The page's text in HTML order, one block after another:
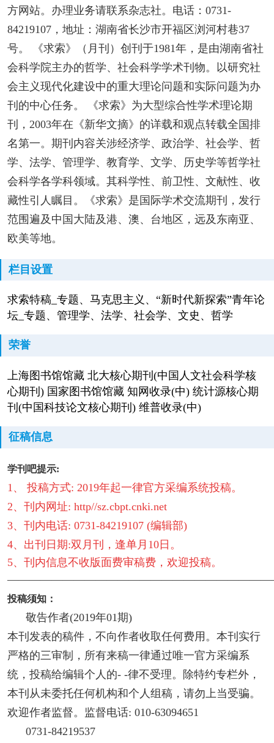
方网站。办理业务请联系杂志社。电话：0731-
84219107，地址：湖南省长沙市开福区浏河村巷37
号。 《求索》（月刊）创刊于1981年，是由湖南省社
会科学院主办的哲学、社会科学学术刊物。以研究社
会主义现代化建设中的重大理论问题和实际问题为办
刊的中心任务。 《求索》为大型综合性学术理论期
刊，2003年在《新华文摘》的详载和观点转载全国排
名第一。期刊内容关涉经济学、政治学、社会学、哲
学、法学、管理学、教育学、文学、历史学等哲学社
会科学各学科领域。其科学性、前卫性、文献性、收
藏性引人瞩目。《求索》是国际学术交流期刊，发行
范围遍及中国大陆及港、澳、台地区，远及东南亚、
欧美等地。
栏目设置
求索特稿_专题、马克思主义、“新时代新探索”青年论
坛_专题、管理学、法学、社会学、文史、哲学
荣誉
上海图书馆馆藏 北大核心期刊(中国人文社会科学核
心期刊) 国家图书馆馆藏 知网收录(中) 统计源核心期
刊(中国科技论文核心期刊) 维普收录(中)
征稿信息
学刊吧提示:
1、 投稿方式: 2019年起一律官方采编系统投稿。
2、刊内网址: http//sz.cbpt.cnki.net
3、刊内电话: 0731-84219107 (编辑部)
4、出刊日期:双月刊，逢单月10日。
5、刊内信息不收版面费审稿费，欢迎投稿。
投稿须知：
敬告作者(2019年01期)
本刊发表的稿件，不向作者收取任何费用。本刊实行
严格的三审制，所有来稿一律通过唯一官方采编系
统，投稿给编辑个人的- -律不受理。除特约专栏外，
本刊从未委托任何机构和个人组稿，请勿上当受骗。
欢迎作者监督。监督电话: 010-63094651
0731-84219537